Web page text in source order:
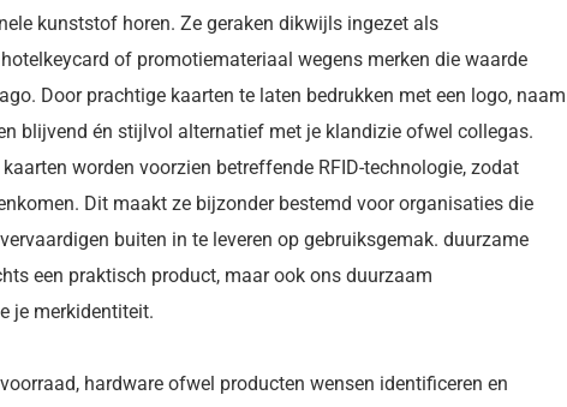
kunststof horen. Ze geraken dikwijls ingezet als
of promotiemateriaal wegens merken die waarde
Door prachtige kaarten te laten bedrukken met een logo, naam
blijvend én stijlvol alternatief met je klandizie ofwel collegas.
worden voorzien betreffende RFID-technologie, zodat
Dit maakt ze bijzonder bestemd voor organisaties die
buiten in te leveren op gebruiksgemak. duurzame
een praktisch product, maar ook ons duurzaam
je merkidentiteit.
hardware ofwel producten wensen identificeren en